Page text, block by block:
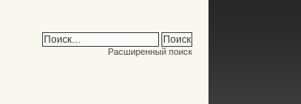
Расширенный поиск